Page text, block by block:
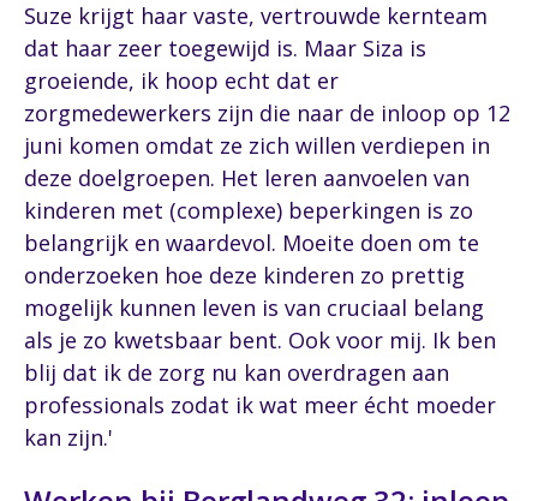
Suze krijgt haar vaste, vertrouwde kernteam
dat haar zeer toegewijd is. Maar Siza is
groeiende, ik hoop echt dat er
zorgmedewerkers zijn die naar de inloop op 12
juni komen omdat ze zich willen verdiepen in
deze doelgroepen. Het leren aanvoelen van
kinderen met (complexe) beperkingen is zo
belangrijk en waardevol. Moeite doen om te
onderzoeken hoe deze kinderen zo prettig
mogelijk kunnen leven is van cruciaal belang
als je zo kwetsbaar bent. Ook voor mij. Ik ben
blij dat ik de zorg nu kan overdragen aan
professionals zodat ik wat meer écht moeder
kan zijn.'